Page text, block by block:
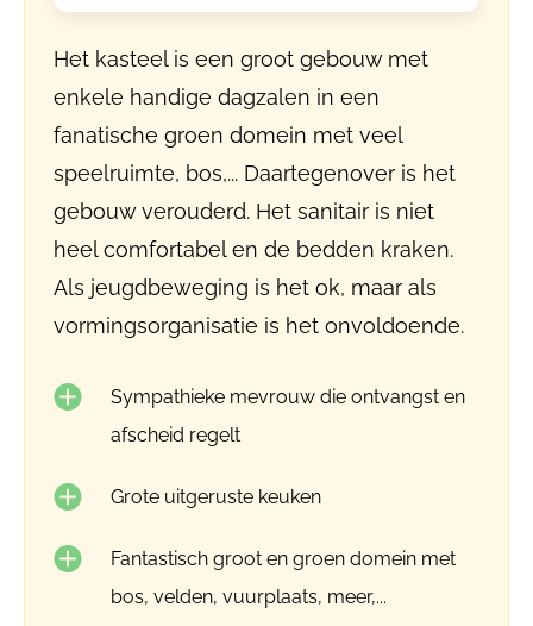
Het kasteel is een groot gebouw met
enkele handige dagzalen in een
fanatische groen domein met veel
speelruimte, bos,... Daartegenover is het
gebouw verouderd. Het sanitair is niet
heel comfortabel en de bedden kraken.
Als jeugdbeweging is het ok, maar als
vormingsorganisatie is het onvoldoende.
Sympathieke mevrouw die ontvangst en
afscheid regelt
Grote uitgeruste keuken
Fantastisch groot en groen domein met
bos, velden, vuurplaats, meer,...